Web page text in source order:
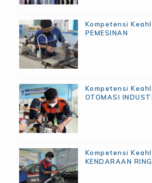
Kompetensi
PEMESINAN
Kompetensi
OTOMASI
Kompetensi
KENDARAAN